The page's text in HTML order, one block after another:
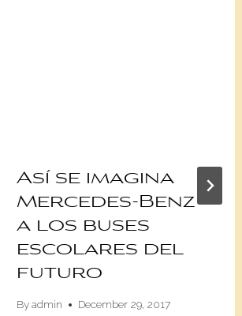
Así se imagina
Mercedes-Benz
a los buses
escolares del
futuro
By admin December 29, 2017